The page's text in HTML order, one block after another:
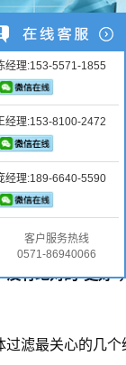
PP：谁
没有绝对的"更好"
过滤最关心的几
经理:153-5571-1855
经理:153-8100-2472
经理:189-6640-5590
客户服务热线
0571-86940066